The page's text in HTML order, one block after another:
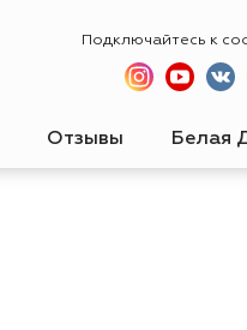
Подключайтесь к
Отзывы Белая